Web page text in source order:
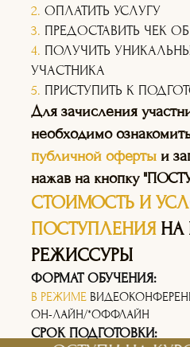
2. ОПЛАТИТЬ УСЛУГУ
3. ПРЕДОСТАВИТЬ ЧЕК
4. ПОЛУЧИТЬ
УЧАСТНИКА
5. ПРИСТУПИТЬ К
Для зачисления
необходимо
публичной оферты и
нажав на кнопку
СТОИМОСТЬ И
ПОСТУПЛЕНИЯНА
РЕЖИССУРЫ
ФОРМАТ ОБУЧЕНИЯ:
В РЕЖИМЕ
ОН-ЛАЙН/*ОФФЛАЙН
СРОК ПОДГОТОВКИ: